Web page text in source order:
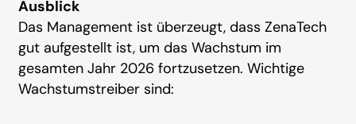
Ausblick
Das Management ist überzeugt, dass ZenaTech
gut aufgestellt ist, um das Wachstum im
gesamten Jahr 2026 fortzusetzen. Wichtige
Wachstumstreiber sind: